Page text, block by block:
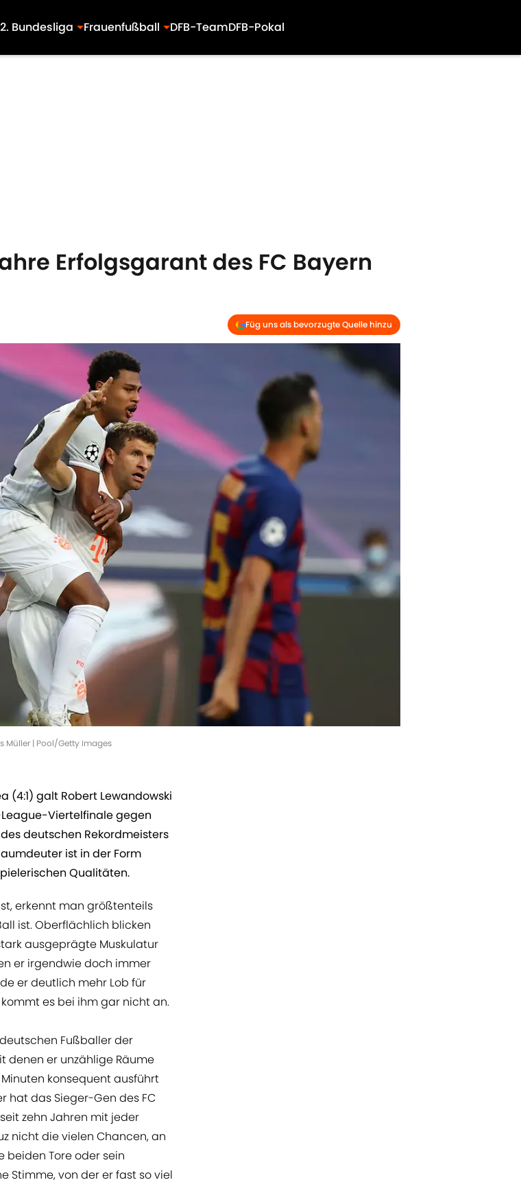
2. Bundesliga Frauenfußball DFB-TeamDFB-Pokal
Erfolgsgarant des FC Bayern
Füg uns als bevorzugte Quelle hinzu
Müller | Pool/Getty Images
(4:1) galt Robert Lewandowski
Viertelfinale gegen
des deutschen Rekordmeisters
ist in der Form
Qualitäten.
erkennt man größtenteils
ist. Oberflächlich blicken
ausgeprägte Muskulatur
er irgendwie doch immer
er deutlich mehr Lob für
es bei ihm gar nicht an.
Fußballer der
denen er unzählige Räume
konsequent ausführt
hat das Sieger-Gen des FC
zehn Jahren mit jeder
nicht die vielen Chancen, an
beiden Tore oder sein
Stimme, von der er fast so viel